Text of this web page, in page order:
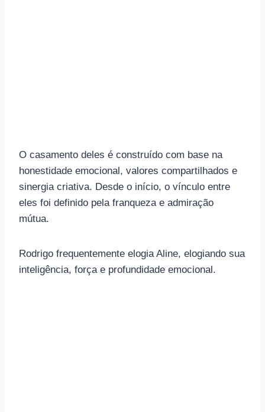
O casamento deles é construído com base na
honestidade emocional, valores compartilhados e
sinergia criativa. Desde o início, o vínculo entre
eles foi definido pela franqueza e admiração
mútua.
Rodrigo frequentemente elogia Aline, elogiando sua
inteligência, força e profundidade emocional.